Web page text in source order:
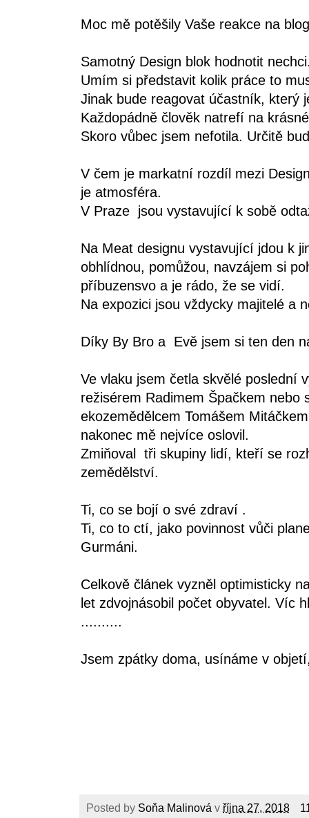
Moc mě potěšily Vaše reakce na
Samotný Design blok hodnotit
Umím si představit kolik práce to
Jinak bude reagovat účastník, který
Každopádně člověk natrefí na
Skoro vůbec jsem nefotila. Určitě
V čem je markatní rozdíl mezi
je atmosféra.
V Praze jsou vystavující k sobě
Na Meat designu vystavující jdou k
obhlídnou, pomůžou, navzájem si
příbuzensvo a je rádo, že se vidí.
Na expozici jsou vždycky majitelé a
Díky By Bro a Evě jsem si ten den
Ve vlaku jsem četla skvělé poslední
režisérem Radimem Špačkem nebo
ekozemědělcem Tomášem
nakonec mě nejvíce oslovil.
Zmiňoval tři skupiny lidí, kteří se
zemědělství.
Ti, co se bojí o své zdraví .
Ti, co to ctí, jako povinnost vůči
Gurmáni.
Celkově článek vyzněl optimisticky
let zdvojnásobil počet obyvatel. Víc
..........
Jsem zpátky doma, usínáme v
Posted by Soňa Malinová v října 27, 2018